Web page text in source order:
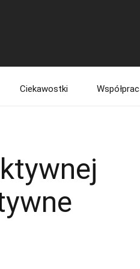
Ciekawostki